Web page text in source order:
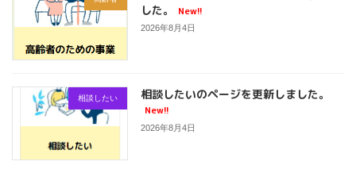
した。
New!!
2026年8月4日
相談したい 相談したいのページを更新しました。
New!!
2026年8月4日